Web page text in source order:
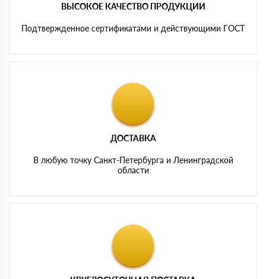
ВЫСОКОЕ КАЧЕСТВО ПРОДУКЦИИ
Подтвержденное сертификатами и действующими ГОСТ
ДОСТАВКА
В любую точку Санкт-Петербурга и Ленинградской
области